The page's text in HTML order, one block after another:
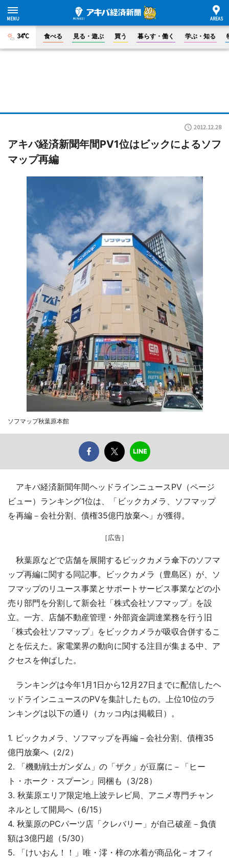
34°C 食べる 見る・遊ぶ 買う 暮らす・働く 学ぶ・知る
2012.12.28
アキバ経済新聞年間PV1位はビックによるソフ
マップ再編
ソフマップ秋葉原本館
アキバ経済新聞年間ヘッドラインニュースPV（ページ
ビュー）ランキング1位は、「ビックカメラ、ソフマップ
を再編－会社分割、債権35億円放棄へ」が獲得。
［広告］
秋葉原などで店舗を展開するビックカメラ傘下のソフマ
ップ再編に関する同記事。ビックカメラ（豊島区）が、ソ
フマップのリユース事業とサポートサービス事業などの小
売り部門を分割して新会社「株式会社ソフマップ」を設
立。一方、店舗不動産管理・外部資金調達業務を行う旧
「株式会社ソフマップ」をビックカメラが吸収合併するこ
とを伝えた。家電業界の動向に関する注目が集まる中、ア
クセスを伸ばした。
ランキングは今年1月1日から12月27日までに配信したヘ
ッドラインニュースのPVを集計したもの。上位10位のラ
ンキングは以下の通り（カッコ内は掲載日）。
1. ビックカメラ、ソフマップを再編－会社分割、債権35
億円放棄へ（2/2）
2. 「機動戦士ガンダム」の「ザク」が豆腐に－「ヒー
ト・ホーク・スプーン」同梱も（3/28）
3. 秋葉原エリア限定地上波テレビ局、アニメ専門チャン
ネルとして開局へ（6/15）
4. 秋葉原のPCパーツ店「クレバリー」が自己破産－負債
額は3億円超（5/30）
5. 「けいおん！！」唯・澪・梓の水着が商品化－オフィ